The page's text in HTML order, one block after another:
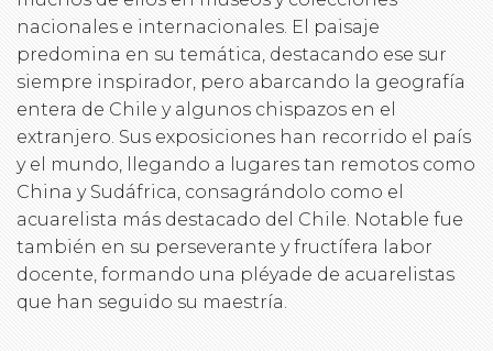
nacionales e internacionales. El paisaje
predomina en su temática, destacando ese sur
siempre inspirador, pero abarcando la geografía
entera de Chile y algunos chispazos en el
extranjero. Sus exposiciones han recorrido el país
y el mundo, llegando a lugares tan remotos como
China y Sudáfrica, consagrándolo como el
acuarelista más destacado del Chile. Notable fue
también en su perseverante y fructífera labor
docente, formando una pléyade de acuarelistas
que han seguido su maestría.